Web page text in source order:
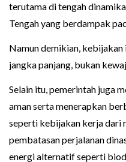
terutama di tengah
Tengah yang berdampak
Namun demikian,
jangka panjang, bukan
Selain itu, pemerintah juga
aman serta menerapkan
seperti kebijakan kerja dari
pembatasan perjalanan
energi alternatif seperti